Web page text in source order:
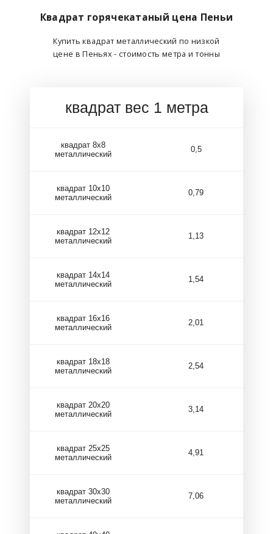
Квадрат горячекатаный цена Пеньи
Купить квадрат металлический по низкой
цене в Пеньях - стоимость метра и тонны
квадрат вес 1 метра
квадрат 8х8
металлический
0,5
квадрат 10х10
металлический
0,79
квадрат 12х12
металлический
1,13
квадрат 14х14
металлический
1,54
квадрат 16х16
металлический
2,01
квадрат 18х18
металлический
2,54
квадрат 20х20
металлический
3,14
квадрат 25х25
металлический
4,91
квадрат 30х30
металлический
7,06